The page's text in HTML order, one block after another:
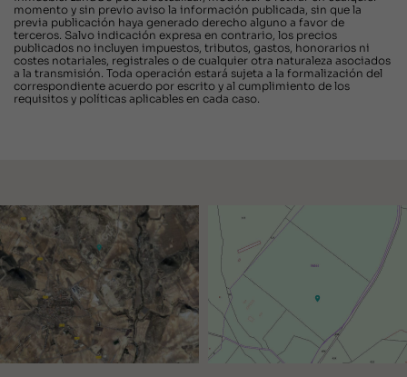
momento y sin previo aviso la información publicada, sin que la
previa publicación haya generado derecho alguno a favor de
terceros. Salvo indicación expresa en contrario, los precios
publicados no incluyen impuestos, tributos, gastos, honorarios ni
costes notariales, registrales o de cualquier otra naturaleza asociados
a la transmisión. Toda operación estará sujeta a la formalización del
correspondiente acuerdo por escrito y al cumplimiento de los
requisitos y políticas aplicables en cada caso.